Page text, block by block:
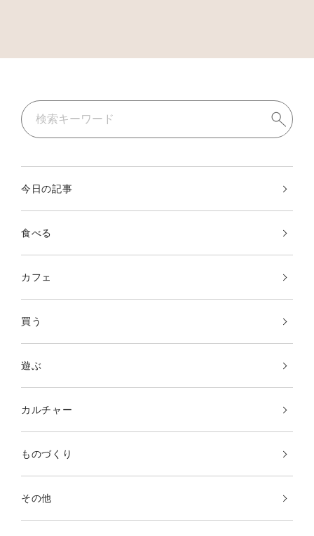
今日の記事
食べる
カフェ
買う
遊ぶ
カルチャー
ものづくり
その他